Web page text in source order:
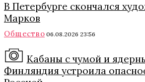
В Петербурге скончался
Марков
Общество 06.08.2026 23:56
Кабаны с чумой и
Финляндия устроила